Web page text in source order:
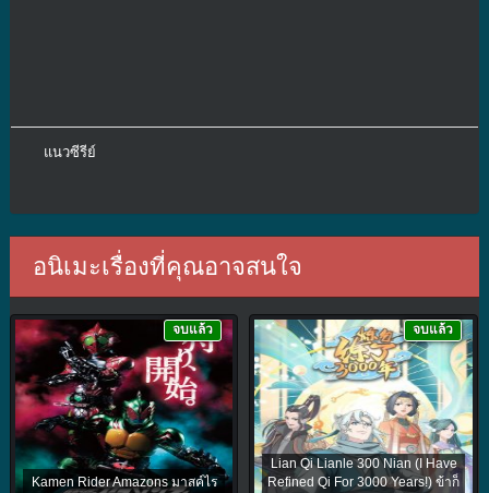
แนวซีรีย์
อนิเมะเรื่องที่คุณอาจสนใจ
Kamen Rider Amazons มาสค์ไร
จบแล้ว
Lian Qi Lianle 300 Nian (I Have
Refined Qi For 3000 Years!) ข้าก็
จบแล้ว